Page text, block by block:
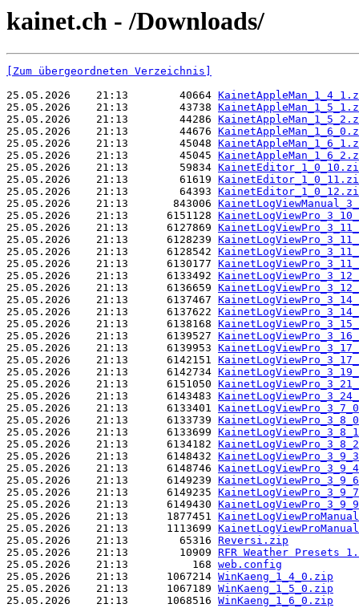
kainet.ch - /Downloads/
[Zum übergeordneten Verzeichnis]
25.05.2026    21:13        40664
25.05.2026    21:13        43738
25.05.2026    21:13        44286
25.05.2026    21:13        44676
25.05.2026    21:13        45048
25.05.2026    21:13        45045
25.05.2026    21:13        59834
25.05.2026    21:13        61619
25.05.2026    21:13        64393
25.05.2026    21:13       843006
25.05.2026    21:13      6151128
25.05.2026    21:13      6127869
25.05.2026    21:13      6128239
25.05.2026    21:13      6128542
25.05.2026    21:13      6130177
25.05.2026    21:13      6133492
25.05.2026    21:13      6136659
25.05.2026    21:13      6137467
25.05.2026    21:13      6137622
25.05.2026    21:13      6138168
25.05.2026    21:13      6139527
25.05.2026    21:13      6139953
25.05.2026    21:13      6142151
25.05.2026    21:13      6142734
25.05.2026    21:13      6151050
25.05.2026    21:13      6143483
25.05.2026    21:13      6133401
25.05.2026    21:13      6133739
25.05.2026    21:13      6133699
25.05.2026    21:13      6134182
25.05.2026    21:13      6148432
25.05.2026    21:13      6148746
25.05.2026    21:13      6149239
25.05.2026    21:13      6149235
25.05.2026    21:13      6149430
25.05.2026    21:13      1877451
25.05.2026    21:13      1113699
25.05.2026    21:13        65316 Reversi.zip
25.05.2026    21:13        10909 RFR Weather Presets
25.05.2026    21:13          168 web.config
25.05.2026    21:13      1067214 WinKaeng_1_4_0.zip
25.05.2026    21:13      1067189 WinKaeng_1_5_0.zip
25.05.2026    21:13      1068516 WinKaeng_1_6_0.zip